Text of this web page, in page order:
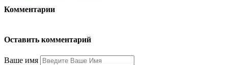
Комментарии
Оставить комментарий
Ваше имя